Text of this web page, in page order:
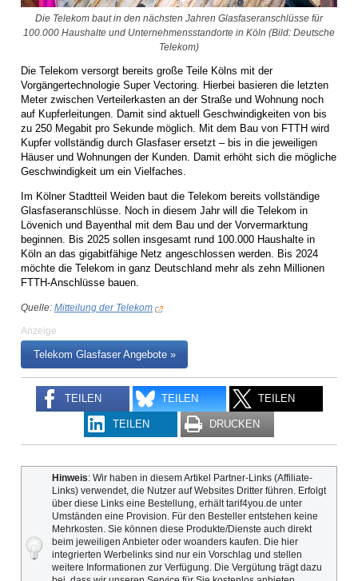
Die Telekom baut in den nächsten Jahren Glasfaseranschlüsse für
100.000 Haushalte und Unternehmensstandorte in Köln (Bild: Deutsche
Telekom)
Die Telekom versorgt bereits große Teile Kölns mit der
Vorgängertechnologie Super Vectoring. Hierbei basieren die letzten
Meter zwischen Verteilerkasten an der Straße und Wohnung noch
auf Kupferleitungen. Damit sind aktuell Geschwindigkeiten von bis
zu 250 Megabit pro Sekunde möglich. Mit dem Bau von FTTH wird
Kupfer vollständig durch Glasfaser ersetzt – bis in die jeweiligen
Häuser und Wohnungen der Kunden. Damit erhöht sich die mögliche
Geschwindigkeit um ein Vielfaches.
Im Kölner Stadtteil Weiden baut die Telekom bereits vollständige
Glasfaseranschlüsse. Noch in diesem Jahr will die Telekom in
Lövenich und Bayenthal mit dem Bau und der Vorvermarktung
beginnen. Bis 2025 sollen insgesamt rund 100.000 Haushalte in
Köln an das gigabitfähige Netz angeschlossen werden. Bis 2024
möchte die Telekom in ganz Deutschland mehr als zehn Millionen
FTTH-Anschlüsse bauen.
Quelle: Mitteilung der Telekom
Anzeige
Telekom Glasfaser Angebote »
TEILEN TEILEN TEILEN
TEILEN DRUCKEN
Hinweis: Wir haben in diesem Artikel Partner-Links (Affiliate-
Links) verwendet, die Nutzer auf Websites Dritter führen. Erfolgt
über diese Links eine Bestellung, erhält tarif4you.de unter
Umständen eine Provision. Für den Besteller entstehen keine
Mehrkosten. Sie können diese Produkte/Dienste auch direkt
beim jeweiligen Anbieter oder woanders kaufen. Die hier
integrierten Werbelinks sind nur ein Vorschlag und stellen
weitere Informationen zur Verfügung. Die Vergütung trägt dazu